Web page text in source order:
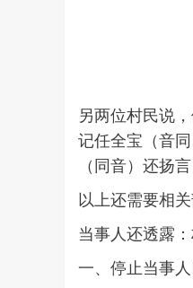
另两位村民说
记任全宝（音
（同音）还扬
以上还需要相
当事人还透露
一、停止当事